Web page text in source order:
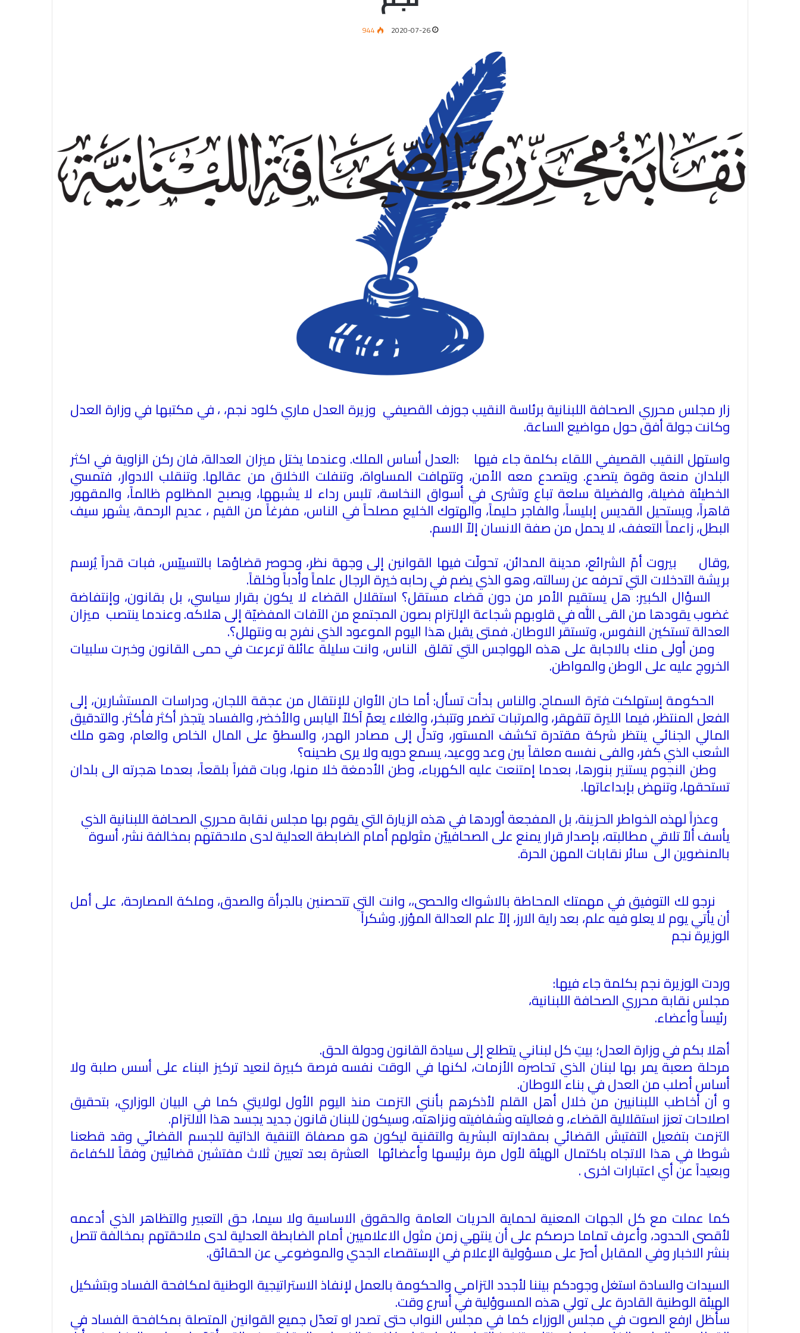
2020-07-26
944
زار مجلس محرري الصحافة اللبنانية برئاسة النقيب جوزف القصيفي وزيرة العدل ماري كلود نجم، ، في مكتبها في وزارة العدل
وكانت جولة أفق حول مواضيع الساعة.
واستهل النقيب القصيفي اللقاء بكلمة جاء فيها :العدل أساس الملك. وعندما يختل ميزان العدالة، فان ركن الزاوية في اكثر
البلدان منعة وقوة يتصدع. ويتصدع معه الأمن، وتتهافت المساواة، وتنفلت الاخلاق من عقالها. وتنقلب الادوار، فتمسي
الخطيئة فضيلة، والفضيلة سلعة تباع وتشرى في أسواق النخاسة، تلبس رداء لا يشبهها، ويصبح المظلوم ظالماً، والمقهور
قاهراً، ويستحيل القديس إبليساً، والفاجر حليماً، والهتوك الخليع مصلحاً في الناس، مفرغاً من القيم ، عديم الرحمة، يشهر سيف
البطل، زاعماً التعفف، لا يحمل من صفة الانسان إلاّ الاسم.
,وقال بيروت أمّ الشرائع، مدينة المدائن، تحولّت فيها القوانين إلى وجهة نظر، وحوصر قضاؤها بالتسييّس، فبات قدراً يُرسم
بريشة التدخلات التي تحرفه عن رسالته، وهو الذي يضم في رحابه خيرة الرجال علماً وأدباً وخلقاً.
السؤال الكبير: هل يستقيم الأمر من دون قضاء مستقل؟ استقلال القضاء لا يكون بقرار سياسي، بل بقانون، وإنتفاضة
غضوب يقودها من القى الله في قلوبهم شجاعة الإلتزام بصون المجتمع من الآفات المفضيّة إلى هلاكه. وعندما ينتصب ميزان
العدالة تستكين النفوس، وتستقر الاوطان. فمتى يقبل هذا اليوم الموعود الذي نفرح به ونتهلل؟.
ومن أولى منك بالاجابة على هذه الهواجس التي تقلق الناس، وانت سليلة عائلة ترعرعت في حمى القانون وخبرت سلبيات
الخروج عليه على الوطن والمواطن.
الحكومة إستهلكت فترة السماح. والناس بدأت تسأل: أما حان الأوان للإنتقال من عجقة اللجان، ودراسات المستشارين، إلى
الفعل المنتظر، فيما الليرة تتقهقر، والمرتبات تضمر وتتبخر، والغلاء يعمّ آكلاّ اليابس والأخضر، والفساد يتجذر أكثر فأكثر. والتدقيق
المالي الجنائي ينتظر شركة مقتدرة تكشف المستور، وتدلّ إلى مصادر الهدر، والسطوّ على المال الخاص والعام، وهو ملك
الشعب الذي كفر، والفى نفسه معلقاً بين وعد ووعيد، يسمع دويه ولا يرى طحينه؟
وطن النجوم يستنير بنورها، بعدما إمتنعت عليه الكهرباء، وطن الأدمغة خلا منها، وبات قفراً بلقعاً، بعدما هجرته الى بلدان
تستحقها، وتنهض بإبداعاتها.
وعذراً لهذه الخواطر الحزينة، بل المفجعة أوردها في هذه الزيارة التي يقوم بها مجلس نقابة محرري الصحافة اللبنانية الذي
يأسف ألاّ تلاقي مطالبته، بإصدار قرار يمنع على الصحافييّن مثولهم أمام الضابطة العدلية لدى ملاحقتهم بمخالفة نشر، أسوة
بالمنضوين الى سائر نقابات المهن الحرة.
نرجو لك التوفيق في مهمتك المحاطة بالاشواك والحصى،، وانت التي تتحصنين بالجرأة والصدق، وملكة المصارحة، على أمل
أن يأتي يوم لا يعلو فيه علم، بعد راية الارز، إلاّ علم العدالة المؤزر. وشكراً
الوزيرة نجم
وردت الوزيرة نجم بكلمة جاء فيها:
مجلس نقابة محرري الصحافة اللبنانية،
رئيساً وأعضاء.
‏أهلا بكم في وزارة العدل؛ بيتِ كل لبناني يتطلع إلى سيادة القانون ودولة الحق.
‏مرحلة صعبة يمر بها لبنان الذي تحاصره الأزمات، لكنها في الوقت نفسه فرصة كبيرة لنعيد تركيز البناء على أسس صلبة ولا
أساس أصلب من العدل في بناء الاوطان.
‏و أن أخاطب اللبنانيين من خلال أهل القلم لأذكرهم بأنني التزمت منذ اليوم الأول لولايتي كما في البيان الوزاري، بتحقيق
اصلاحات تعزز استقلالية القضاء، ‏و فعاليته وشفافيته ونزاهته، وسيكون للبنان قانون جديد يجسد هذا الالتزام.
‏التزمت بتفعيل التفتيش القضائي بمقدارته البشرية والتقنية ليكون هو مصفاة التنقية الذاتية للجسم القضائي وقد قطعنا
شوطا في هذا الاتجاه باكتمال الهيئة لأول مرة برئيسها وأعضائها العشرة بعد تعيين ثلاث مفتشين قضائيين وفقاً للكفاءة
وبعيداً عن أي اعتبارات اخرى.
كما عملت مع كل الجهات المعنية لحماية الحريات العامة والحقوق الاساسية ولا سيما، حق التعبير والتظاهر الذي أدعمه
لأقصى الحدود، وأعرف تماما حرصكم على أن ينتهي زمن مثول الاعلاميين أمام الضابطة العدلية لدى ملاحقتهم بمخالفة تتصل
بنشر الاخبار وفي المقابل أصرّ على مسؤولية الإعلام في الإستقصاء الجدي والموضوعي عن الحقائق.
‏السيدات والسادة استغل وجودكم بيننا لأجدد التزامي والحكومة بالعمل لإنفاذ الاستراتيجية الوطنية لمكافحة الفساد وبتشكيل
الهيئة الوطنية القادرة على تولي هذه المسوؤلية في أسرع وقت.
سأظل ارفع الصوت في مجلس الوزراء كما في مجلس النواب حتى تصدر او تعدّل جميع القوانين المتصلة بمكافحة الفساد في
بكل قوة جريمة إغتيال الاحتلال
الصهيوني للصحفيين الفسطينيين فى
غزة
الاتحاد العام للصحفيين العرب يطالب
بدعم حرية الصحافة فى الدول العربية
وذلك بمناسبة اليوم العالمي للصحافة
السادس من مايو